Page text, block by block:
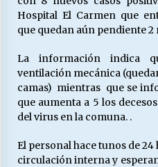
¿Qué habrían
23/06/2026
VOLVER A SER
16/06/2026
Hospital El Carmen que
que quedan aún pendiente
La información indica
ventilación mecánica
camas) mientras que se
que aumenta a 5 los
del virus en la comuna. .
El personal hace tunos de
circulación interna y